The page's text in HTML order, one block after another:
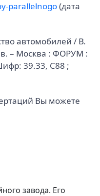
parallelnogo(дата
автомобилей / В.
– Москва : ФОРУМ :
39.33, С88 ;
Вы можете
завода. Его